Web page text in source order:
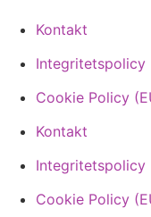
Kontakt
Integritetspolicy
Cookie Policy
Kontakt
Integritetspolicy
Cookie Policy